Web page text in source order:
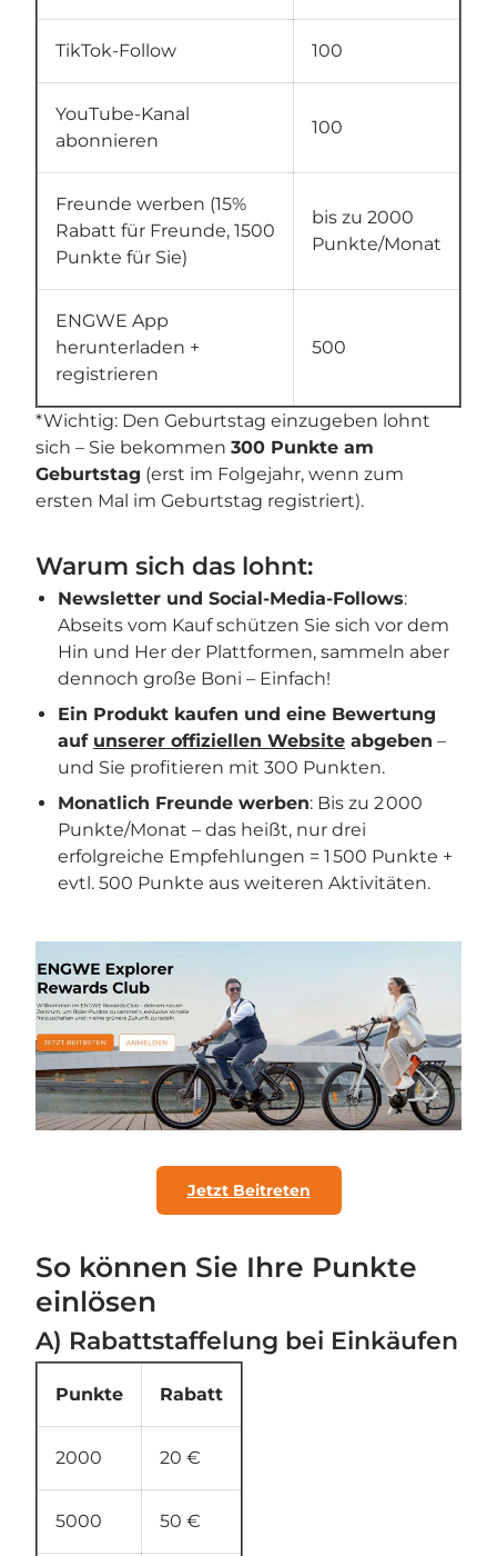
TikTok-Follow 100
YouTube-Kanal
abonnieren
100
Freunde werben (15%
Rabatt für Freunde, 1500
Punkte für Sie)
bis zu 2000
Punkte/Monat
ENGWE App
herunterladen +
registrieren
500
*Wichtig: Den Geburtstag einzugeben lohnt
sich – Sie bekommen 300 Punkte am
Geburtstag (erst im Folgejahr, wenn zum
ersten Mal im Geburtstag registriert).
Warum sich das lohnt:
Newsletter und Social-Media-Follows:
Abseits vom Kauf schützen Sie sich vor dem
Hin und Her der Plattformen, sammeln aber
dennoch große Boni – Einfach!
Ein Produkt kaufen und eine Bewertung
auf unserer offiziellen Website abgeben –
und Sie profitieren mit 300 Punkten.
Monatlich Freunde werben: Bis zu 2 000
Punkte/Monat – das heißt, nur drei
erfolgreiche Empfehlungen = 1 500 Punkte +
evtl. 500 Punkte aus weiteren Aktivitäten.
Jetzt Beitreten
So können Sie Ihre Punkte
einlösen
A) Rabattstaffelung bei Einkäufen
Punkte Rabatt
2000 20 €
5000 50 €